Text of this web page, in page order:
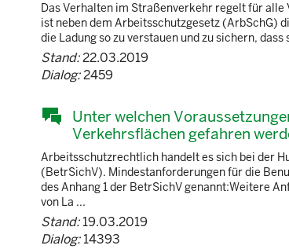
Das Verhalten im Straßenverkehr regelt für
ist neben dem Arbeitsschutzgesetz (ArbSchG)
die Ladung so zu verstauen und zu sichern,
Stand:22.03.2019
Dialog:2459
Unter welchen
Verkehrsflächen gefahren
Arbeitsschutzrechtlich handelt es sich bei der
(BetrSichV). Mindestanforderungen für die
des Anhang 1 der BetrSichV genannt:Weitere
von La ...
Stand:19.03.2019
Dialog:14393